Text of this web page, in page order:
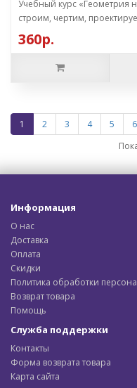
Учебный курс «Геометрия
строим, чертим,
360р.
1 2 3 4 5 6
Информация
О нас
Доставка
Оплата
Скидки
Политика обработки
Возврат товара
Помощь
Служба поддержки
Контакты
Форма возврата товара
Карта сайта